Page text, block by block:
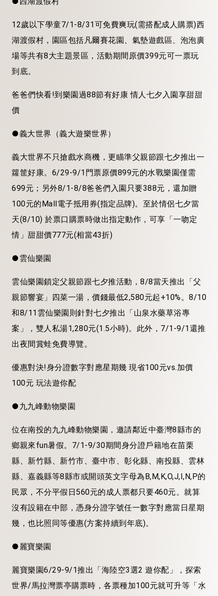
12歲以下學童7/1-8/31可免費爽玩(需搭配成人購票)西
湖渡假村，園區包括凡爾賽花園、氣墊遊戲區、泡泡廣
場等共有8大主題景區，活動期間原價399元可一票玩
到底。
爸爸們快看!到樂園過88節有好康 情人七夕入園享甜甜
價
●義大世界（義大遊樂世界）
義大世界不只搶戲水商機，更瞄準父親節跟七夕推出一
籮筐好康。6/29-9/1門票原價899元的水戰樂園僅需
699元；另外8/1-8/8爸爸們入園只要388元，還加贈
100元的Mall電子抵用券(指定品牌)。至於情侶七夕當
天(8/10) 於票口購票時做出指定動作，可享「一吻定
情」甜甜價777元(相當43折)
●雲仙樂園
雲仙樂園鎖定父親節跟七夕推活動，8/8當天推出「父
親節響宴」四菜一湯，價錢最低2,580元起+10%。8/10
和8/11雲仙樂園則針對七夕推出「山泉水藥草浴專
案」，雙人私湯1,280元(1.5小時)。此外，7/1-9/1還推
出夜間賞蛙免費導覽。
優惠對決!身分證數字對應星期幾 現省100元vs.加價
100元 玩法遊你配
●九九峰動物樂園
位在南投的九九峰動物樂園，邀請鄰近中臺灣8縣市的
鄉親來fun暑假。7/1-9/30期間身分證戶籍地在苗栗
縣、新竹縣、新竹市、臺中市、彰化縣、南投縣、雲林
縣、嘉義縣等8縣市或開頭英文字母為B,M,K,O,J,I,N,P的
民眾，不分平假日560元的成人票都只要460元。就算
沒有設籍在中部，憑身分證字號任一數字對應當日星期
幾，也比照同等優惠(方案持續到年底)。
●麗寶樂園
麗寶樂園6/29-9/1推出「海陸空3選2 遊你配」，探索
世界/馬拉灣票亭購票時，各票種加100元就可升等「水